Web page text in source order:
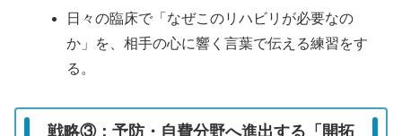
日々の臨床で「なぜこのリハビリが必要なの
か」を、相手の心に響く言葉で伝える練習をす
る。
戦略③：予防・自費分野へ進出する「開拓